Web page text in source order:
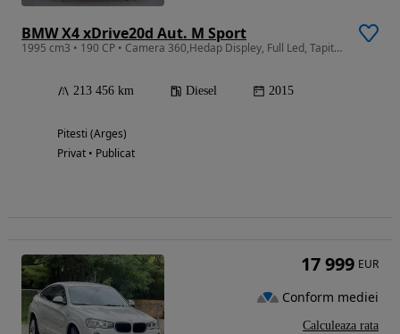
BMW X4 xDrive20d Aut. M Sport
1995 cm3 • 190 CP • Camera 360,Hedap Displey, Full Led, Tapiterie piele
213 456 km Diesel 2015
Pitesti (Arges)
Privat • Publicat
17 999 EUR
Conform mediei
Calculeaza rata